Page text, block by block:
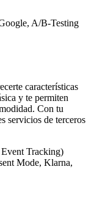
A/B-Testing
características
y te permiten
Con tu
servicios de terceros
Tracking)
Mode, Klarna,